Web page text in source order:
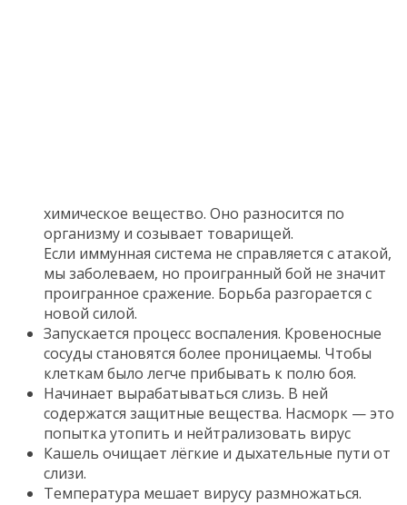
химическое вещество. Оно разносится по
организму и созывает товарищей.
Если иммунная система не справляется с атакой,
мы заболеваем, но проигранный бой не значит
проигранное сражение. Борьба разгорается с
новой силой.
Запускается процесс воспаления. Кровеносные
сосуды становятся более проницаемы. Чтобы
клеткам было легче прибывать к полю боя.
Начинает вырабатываться слизь. В ней
содержатся защитные вещества. Насморк — это
попытка утопить и нейтрализовать вирус
Кашель очищает лёгкие и дыхательные пути от
слизи.
Температура мешает вирусу размножаться.